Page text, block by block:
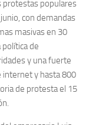
protestas populares
con demandas
masivas en 30
política de
y una fuerte
internet y hasta 800
de protesta el 15